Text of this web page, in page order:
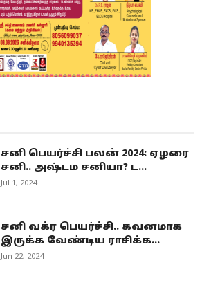
சனி பெயர்ச்சி பலன் 2024: ஏழரை
சனி.. அஷ்டம சனியா? ட...
Jul 1, 2024
சனி வக்ர பெயர்ச்சி.. கவனமாக
இருக்க வேண்டிய ராசிக்க...
Jun 22, 2024